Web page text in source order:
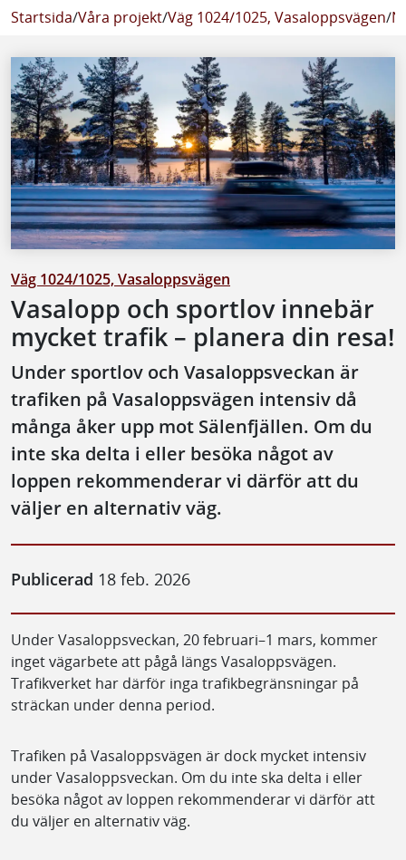
Startsida/Våra projekt/Väg 1024/1025, Vasaloppsvägen/
Väg 1024/1025, Vasaloppsvägen
Vasalopp och sportlov innebär
mycket trafik – planera din resa!
Under sportlov och Vasaloppsveckan är
trafiken på Vasaloppsvägen intensiv då
många åker upp mot Sälenfjällen. Om du
inte ska delta i eller besöka något av
loppen rekommenderar vi därför att du
väljer en alternativ väg.
Publicerad 18 feb. 2026
Under Vasaloppsveckan, 20 februari–1 mars, kommer
inget vägarbete att pågå längs Vasaloppsvägen.
Trafikverket har därför inga trafikbegränsningar på
sträckan under denna period.
Trafiken på Vasaloppsvägen är dock mycket intensiv
under Vasaloppsveckan. Om du inte ska delta i eller
besöka något av loppen rekommenderar vi därför att
du väljer en alternativ väg.